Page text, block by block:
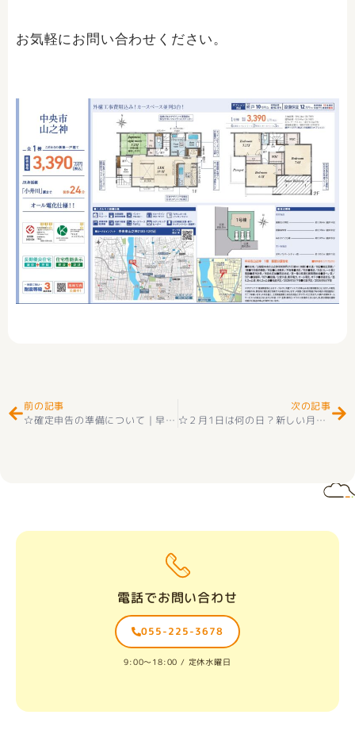
お気軽にお問い合わせください。
前の記事
☆確定申告の準備について｜早めの準備で安心・スムーズに
☆
次の記事
☆２月1日は何の日？新しい月のスタートに知っておきたい記念日☺☆
電話でお問い合わせ
055-225-3678
9:00〜18:00 / 定休水曜日